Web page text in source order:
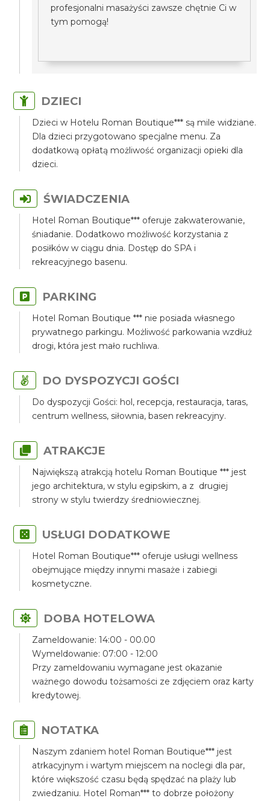
profesjonalni masażyści zawsze chętnie Ci w
tym pomogą!
DZIECI
Dzieci w Hotelu Roman Boutique*** są mile widziane.
Dla dzieci przygotowano specjalne menu. Za
dodatkową opłatą możliwość organizacji opieki dla
dzieci.
ŚWIADCZENIA
Hotel Roman Boutique*** oferuje zakwaterowanie,
śniadanie. Dodatkowo możliwość korzystania z
posiłków w ciągu dnia. Dostęp do SPA i
rekreacyjnego basenu.
PARKING
Hotel Roman Boutique *** nie posiada własnego
prywatnego parkingu. Możliwość parkowania wzdłuż
drogi, która jest mało ruchliwa.
DO DYSPOZYCJI GOŚCI
Do dyspozycji Gości: hol, recepcja, restauracja, taras,
centrum wellness, siłownia, basen rekreacyjny.
ATRAKCJE
Największą atrakcją hotelu Roman Boutique *** jest
jego architektura, w stylu egipskim, a z drugiej
strony w stylu twierdzy średniowiecznej.
USŁUGI DODATKOWE
Hotel Roman Boutique*** oferuje usługi wellness
obejmujące między innymi masaże i zabiegi
kosmetyczne.
DOBA HOTELOWA
Zameldowanie: 14:00 - 00.00
Wymeldowanie: 07:00 - 12:00
Przy zameldowaniu wymagane jest okazanie
ważnego dowodu tożsamości ze zdjęciem oraz karty
kredytowej.
NOTATKA
Naszym zdaniem hotel Roman Boutique*** jest
atrkacyjnym i wartym miejscem na noclegi dla par,
które większość czasu będą spędzać na plaży lub
zwiedzaniu. Hotel Roman*** to dobrze położony